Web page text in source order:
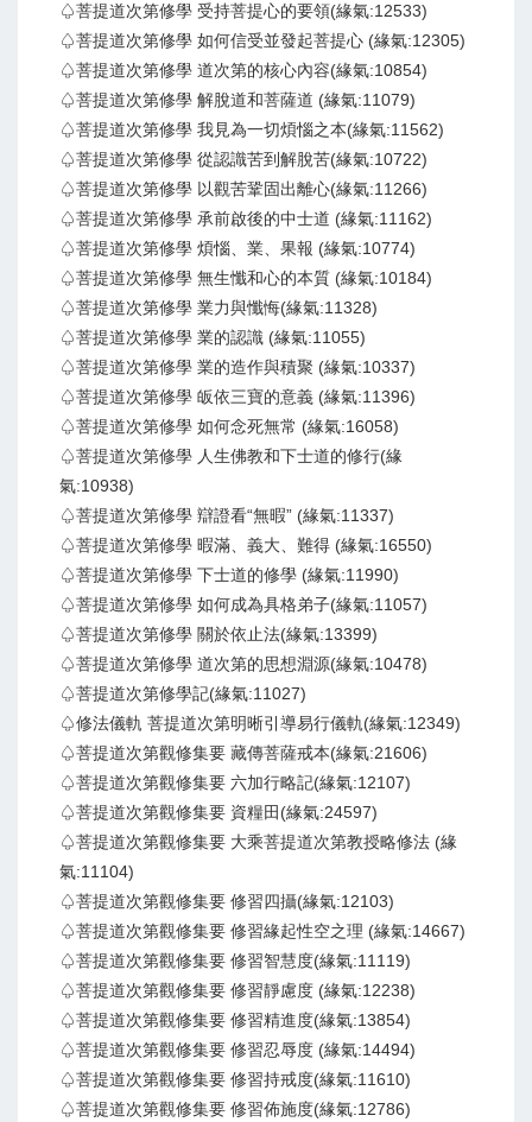
♤菩提道次第修學 受持菩提心的要領(緣氣:12533)
♤菩提道次第修學 如何信受並發起菩提心 (緣氣:12305)
♤菩提道次第修學 道次第的核心內容(緣氣:10854)
♤菩提道次第修學 解脫道和菩薩道 (緣氣:11079)
♤菩提道次第修學 我見為一切煩惱之本(緣氣:11562)
♤菩提道次第修學 從認識苦到解脫苦(緣氣:10722)
♤菩提道次第修學 以觀苦鞏固出離心(緣氣:11266)
♤菩提道次第修學 承前啟後的中士道 (緣氣:11162)
♤菩提道次第修學 煩惱、業、果報 (緣氣:10774)
♤菩提道次第修學 無生懺和心的本質 (緣氣:10184)
♤菩提道次第修學 業力與懺悔(緣氣:11328)
♤菩提道次第修學 業的認識 (緣氣:11055)
♤菩提道次第修學 業的造作與積聚 (緣氣:10337)
♤菩提道次第修學 皈依三寶的意義 (緣氣:11396)
♤菩提道次第修學 如何念死無常 (緣氣:16058)
♤菩提道次第修學 人生佛教和下士道的修行(緣
氣:10938)
♤菩提道次第修學 辯證看“無暇” (緣氣:11337)
♤菩提道次第修學 暇滿、義大、難得 (緣氣:16550)
♤菩提道次第修學 下士道的修學 (緣氣:11990)
♤菩提道次第修學 如何成為具格弟子(緣氣:11057)
♤菩提道次第修學 關於依止法(緣氣:13399)
♤菩提道次第修學 道次第的思想淵源(緣氣:10478)
♤菩提道次第修學記(緣氣:11027)
♤修法儀軌 菩提道次第明晰引導易行儀軌(緣氣:12349)
♤菩提道次第觀修集要 藏傳菩薩戒本(緣氣:21606)
♤菩提道次第觀修集要 六加行略記(緣氣:12107)
♤菩提道次第觀修集要 資糧田(緣氣:24597)
♤菩提道次第觀修集要 大乘菩提道次第教授略修法 (緣
氣:11104)
♤菩提道次第觀修集要 修習四攝(緣氣:12103)
♤菩提道次第觀修集要 修習緣起性空之理 (緣氣:14667)
♤菩提道次第觀修集要 修習智慧度(緣氣:11119)
♤菩提道次第觀修集要 修習靜慮度 (緣氣:12238)
♤菩提道次第觀修集要 修習精進度(緣氣:13854)
♤菩提道次第觀修集要 修習忍辱度 (緣氣:14494)
♤菩提道次第觀修集要 修習持戒度(緣氣:11610)
♤菩提道次第觀修集要 修習佈施度(緣氣:12786)